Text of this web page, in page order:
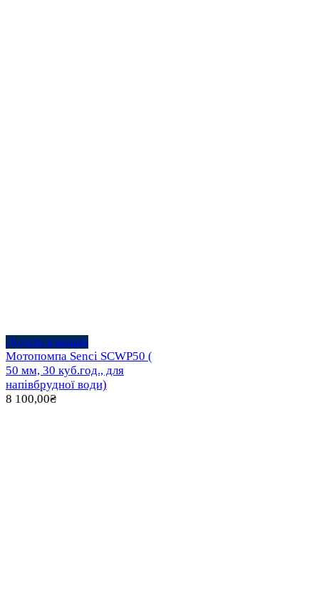
Додати в кошик
Мотопомпа Senci SCWP50 (
50 мм, 30 куб.год., для
напівбрудної води)
8 100,00₴